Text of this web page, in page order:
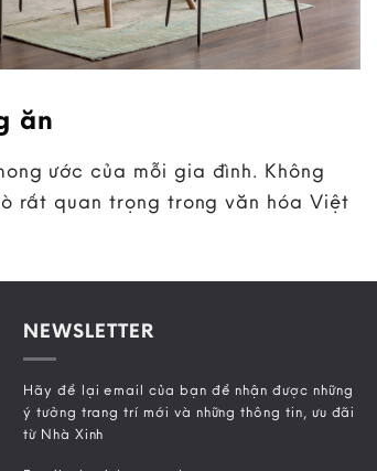
ăn
ước của mỗi gia đình. Không
rất quan trọng trong văn hóa Việt
NEWSLETTER
Hãy để lại email của bạn để nhận được những
ý tưởng trang trí mới và những thông tin, ưu đãi
từ Nhà Xinh